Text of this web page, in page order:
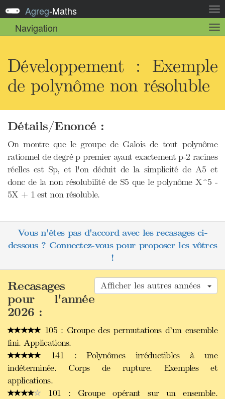
la
Agreg-Maths
Navigation
la
Développement : Exemple
de polynôme non résoluble
Détails/Enoncé :
On montre que le groupe de Galois de tout polynôme
rationnel de degré p premier ayant exactement p-2 racines
réelles est Sp, et l'on déduit de la simplicité de A5 et
donc de la non résolubilité de S5 que le polynôme X^5 -
5X + 1 est non résoluble.
Vous n'êtes pas d'accord avec les recasages ci-
dessous ? Connectez-vous pour proposer les vôtres
!
Afficher les autres années
Recasages
pour l'année
2026 :
105 : Groupe des permutations d’un ensemble
fini. Applications.
141 : Polynômes irréductibles à une
indéterminée. Corps de rupture. Exemples et
applications.
101 : Groupe opérant sur un ensemble.